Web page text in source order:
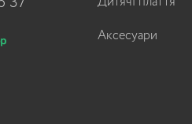
Аксесуари